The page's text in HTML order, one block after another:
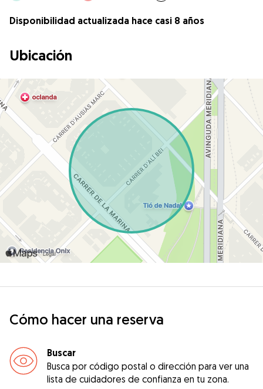
Disponibilidad actualizada hace casi 8 años
Ubicación
Cómo hacer una reserva
Buscar
Busca por código postal o dirección para ver una
lista de cuidadores de confianza en tu zona.